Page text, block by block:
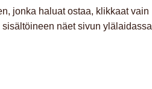
jonka haluat ostaa, klikkaat vain
näet sivun ylälaidassa